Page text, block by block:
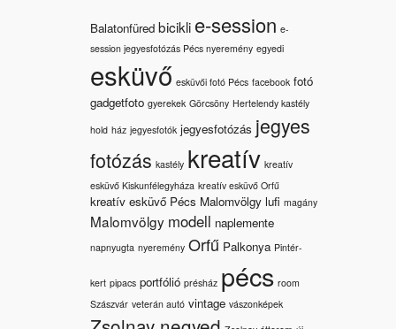
Balatonfüred bicikli e-session e-
session jegyesfotózás Pécs nyeremény egyedi
esküvő esküvői fotó Pécs facebook fotó
gadgetfoto gyerekek Görcsöny Hertelendy kastély
hold ház jegyesfotók jegyesfotózás jegyes
fotózás kastély kreatív kreatív
esküvő Kiskunfélegyháza kreatív esküvő Orfű
kreatív esküvő Pécs Malomvölgy lufi magány
Malomvölgy modell naplemente
napnyugta nyeremény Orfű Palkonya Pintér-
kert pipacs portfólió présház pécs room
Szászvár veterán autó vintage vászonképek